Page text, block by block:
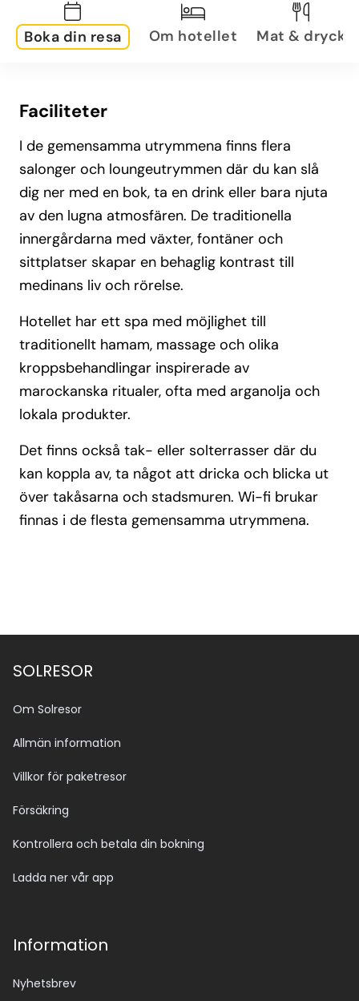
Boka din resa Om hotellet Mat & dryck
Faciliteter
I de gemensamma utrymmena finns flera
salonger och loungeutrymmen där du kan slå
dig ner med en bok, ta en drink eller bara njuta
av den lugna atmosfären. De traditionella
innergårdarna med växter, fontäner och
sittplatser skapar en behaglig kontrast till
medinans liv och rörelse.
Hotellet har ett spa med möjlighet till
traditionellt hamam, massage och olika
kroppsbehandlingar inspirerade av
marockanska ritualer, ofta med arganolja och
lokala produkter.
Det finns också tak- eller solterrasser där du
kan koppla av, ta något att dricka och blicka ut
över takåsarna och stadsmuren. Wi-fi brukar
finnas i de flesta gemensamma utrymmena.
SOLRESOR
Om Solresor
Allmän information
Villkor för paketresor
Försäkring
Kontrollera och betala din bokning
Ladda ner vår app
Information
Nyhetsbrev